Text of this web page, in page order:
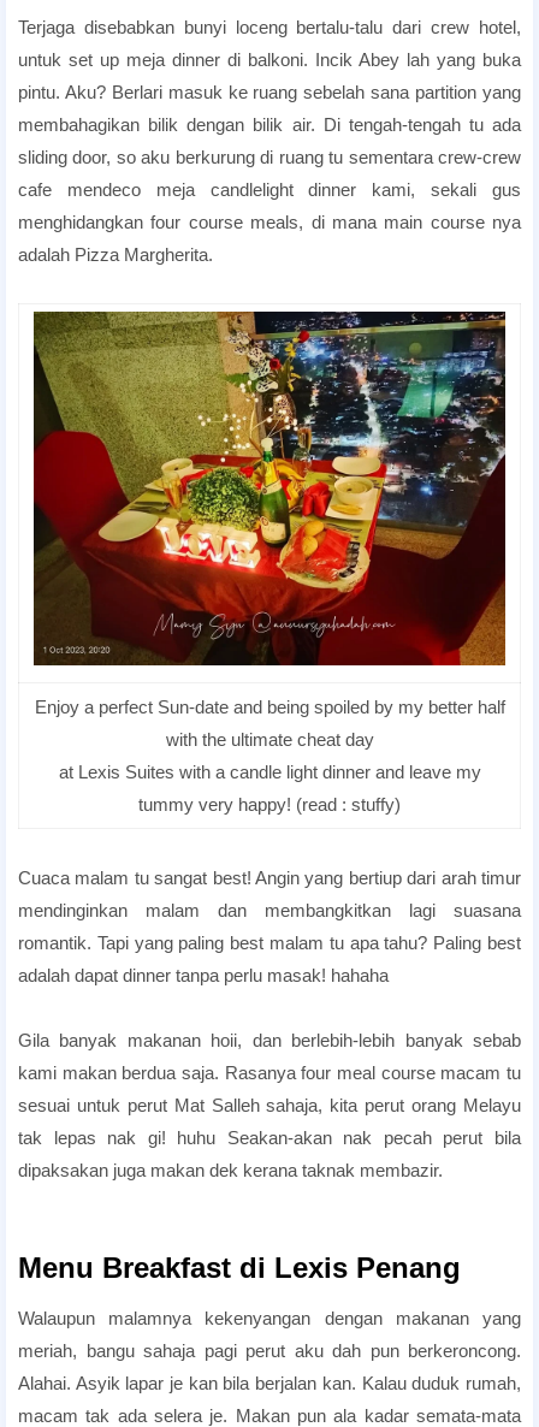
Terjaga disebabkan bunyi loceng bertalu-talu dari crew hotel,
untuk set up meja dinner di balkoni. Incik Abey lah yang buka
pintu. Aku? Berlari masuk ke ruang sebelah sana partition yang
membahagikan bilik dengan bilik air. Di tengah-tengah tu ada
sliding door, so aku berkurung di ruang tu sementara crew-crew
cafe mendeco meja candlelight dinner kami, sekali gus
menghidangkan four course meals, di mana main course nya
adalah Pizza Margherita.
Enjoy a perfect Sun-date and being spoiled by my better half
with the ultimate cheat day
at Lexis Suites with a candle light dinner and leave my
tummy very happy! (read : stuffy)
Cuaca malam tu sangat best! Angin yang bertiup dari arah timur
mendinginkan malam dan membangkitkan lagi suasana
romantik. Tapi yang paling best malam tu apa tahu? Paling best
adalah dapat dinner tanpa perlu masak! hahaha
Gila banyak makanan hoii, dan berlebih-lebih banyak sebab
kami makan berdua saja. Rasanya four meal course macam tu
sesuai untuk perut Mat Salleh sahaja, kita perut orang Melayu
tak lepas nak gi! huhu Seakan-akan nak pecah perut bila
dipaksakan juga makan dek kerana taknak membazir.
Menu Breakfast di Lexis Penang
Walaupun malamnya kekenyangan dengan makanan yang
meriah, bangu sahaja pagi perut aku dah pun berkeroncong.
Alahai. Asyik lapar je kan bila berjalan kan. Kalau duduk rumah,
macam tak ada selera je. Makan pun ala kadar semata-mata